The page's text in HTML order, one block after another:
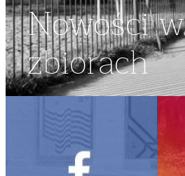
Nowości w
zbiorach